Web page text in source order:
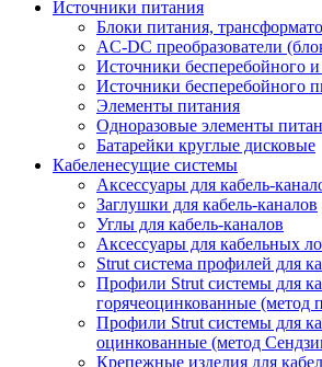
Источники питания
Блоки питания,
AC-DC преобразователи
Источники бесперебойного
Источники бесперебойного
Элементы питания
Одноразовые элементы
Батарейки круглые дисковые
Кабеленесущие системы
Аксессуары для кабель-
Заглушки для кабель-каналов
Углы для кабель-каналов
Аксессуары для кабельных
Strut система профилей для
Профили Strut системы для
горячеоцинкованные (метод
Профили Strut системы для
оцинкованные (метод
Крепежные изделия для